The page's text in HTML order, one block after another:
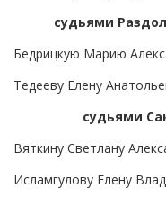
судьями
Бедрицкую Марию
Тедееву Елену
судьями
Вяткину Светлану
Исламгулову Елену